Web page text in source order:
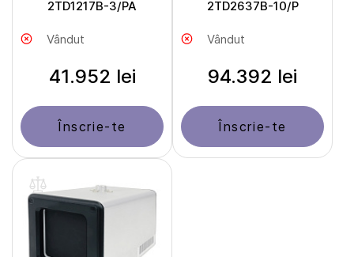
2TD1217B-3/PA
Vândut
41.952 lei
Înscrie-te
2TD2637B-10/P
Vândut
94.392 lei
Înscrie-te